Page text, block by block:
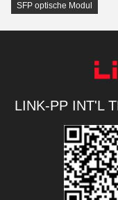
SFP optische Modul
LINK-PP INT'L